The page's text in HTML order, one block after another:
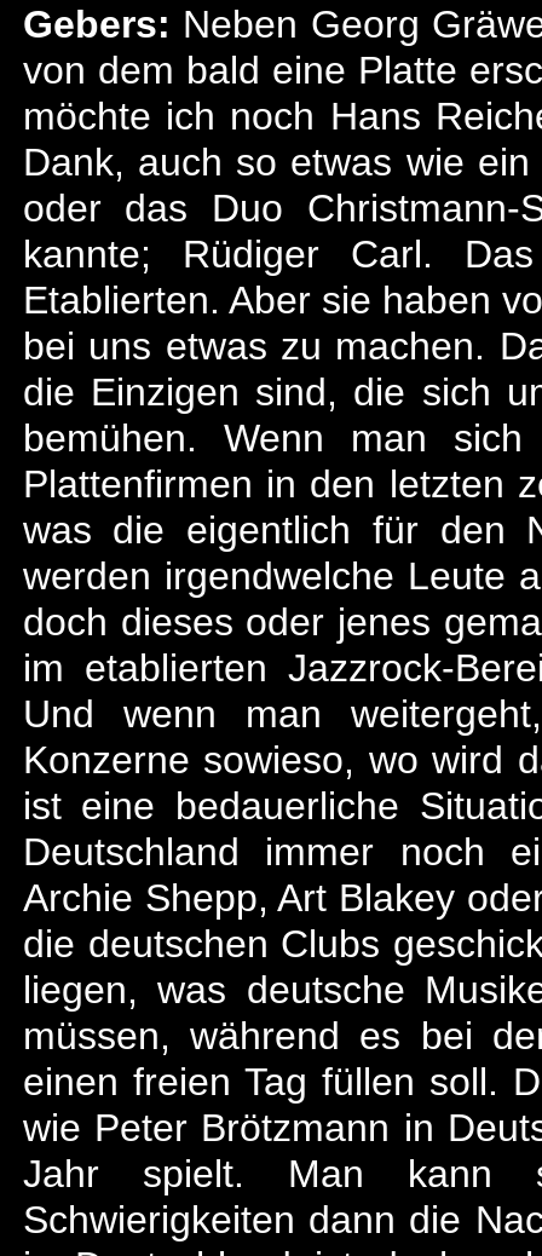
Gebers: Neben Georg
von dem bald eine Platte
möchte ich noch Hans
Dank, auch so etwas wie
oder das Duo Christmann-
kannte; Rüdiger Carl.
Etablierten. Aber sie haben
bei uns etwas zu machen.
die Einzigen sind, die sich
bemühen. Wenn man
Plattenfirmen in den letzten
was die eigentlich für den
werden irgendwelche Leute
doch dieses oder jenes
im etablierten Jazzrock-
Und wenn man
Konzerne sowieso, wo wird
ist eine bedauerliche
Deutschland immer noch
Archie Shepp, Art Blakey
die deutschen Clubs
liegen, was deutsche
müssen, während es bei
einen freien Tag füllen soll.
wie Peter Brötzmann in
Jahr spielt. Man kann
Schwierigkeiten dann die